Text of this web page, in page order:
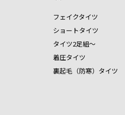
フェイクタイツ
ショートタイツ
タイツ2足組～
着圧タイツ
裏起毛（防寒）タイツ